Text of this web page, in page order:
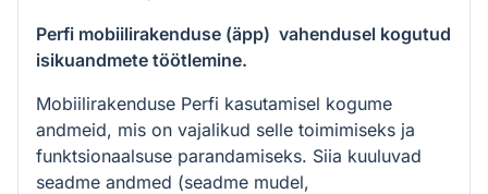
Perfi mobiilirakenduse (äpp) vahendusel kogutud
isikuandmete töötlemine.
Mobiilirakenduse Perfi kasutamisel kogume
andmeid, mis on vajalikud selle toimimiseks ja
funktsionaalsuse parandamiseks. Siia kuuluvad
seadme andmed (seadme mudel,